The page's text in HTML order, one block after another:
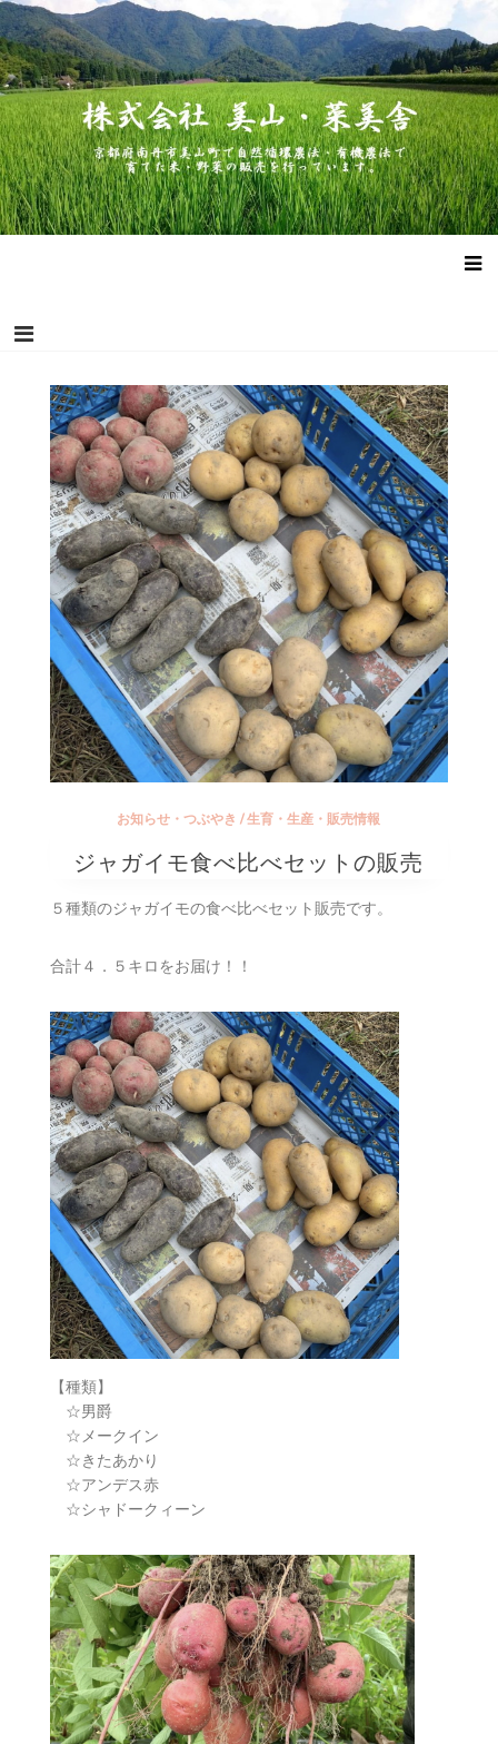
コ
ン
テ
ン
ツ
へ
ス
キ
ッ
プ
株式会社 美山・菜美舎
京都府南丹市美山町で自然循環農法・有機農法で作った米・野菜
の販売を行っています。
お知らせ・つぶやき /生育・生産・販売情報
ジャガイモ食べ比べセットの販売
５種類のジャガイモの食べ比べセット販売です。
合計４．５キロをお届け！！
【種類】
☆男爵
☆メークイン
☆きたあかり
☆アンデス赤
☆シャドークィーン